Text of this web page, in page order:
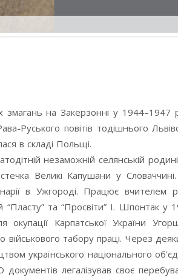
змагань на Закерзонні у 1944–1947
Руського повітів тодішнього
в складі Польщі.
незаможній селянській родині
Великі Капушани у Словаччині.
в Ужгороді. Працює вчителем
“Пласту” та “Просвіти” І. Шпонтак у
окупації Карпатської України
табору праці. Через
українського національного
легалізував своє